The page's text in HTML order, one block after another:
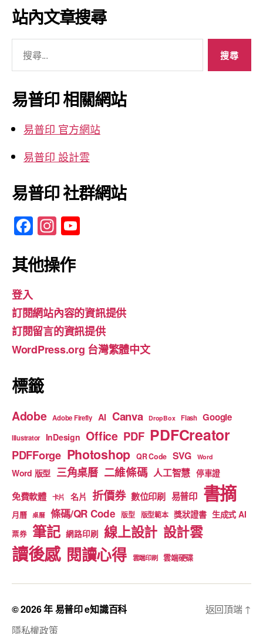
彙
整
站內文章搜尋
鍵
字:
易普印 相關網站
易普印 官方網站
易普印 設計雲
易普印 社群網站
F
a
c
b
o
o
k
In
st
a
gr
a
m
u
b
e
其他操作
登入
訂閱網站內容的資訊提供
訂閱留言的資訊提供
WordPress.org 台灣繁體中文
標籤
Adobe Adobe Firefly AI Canva DropBox Flash Google
Illustrator InDesign Office PDF PDFCreator
PDFForge Photoshop QR Code SVG Word
Word 版型 三角桌曆 二維條碼 人工智慧 停車證
免費軟體 卡片 名片 折價券 數位印刷 易普印 書摘
月曆 桌曆 條碼/QR Code 版型 版型範本 獎狀證書 生成式 AI
票券 筆記 網路印刷 線上設計 設計雲
讀後感 閱讀心得 雲端印刷 雲端硬碟
© 2026 年易普印 e知識百科
隱私權政策
返回頂端 ↑